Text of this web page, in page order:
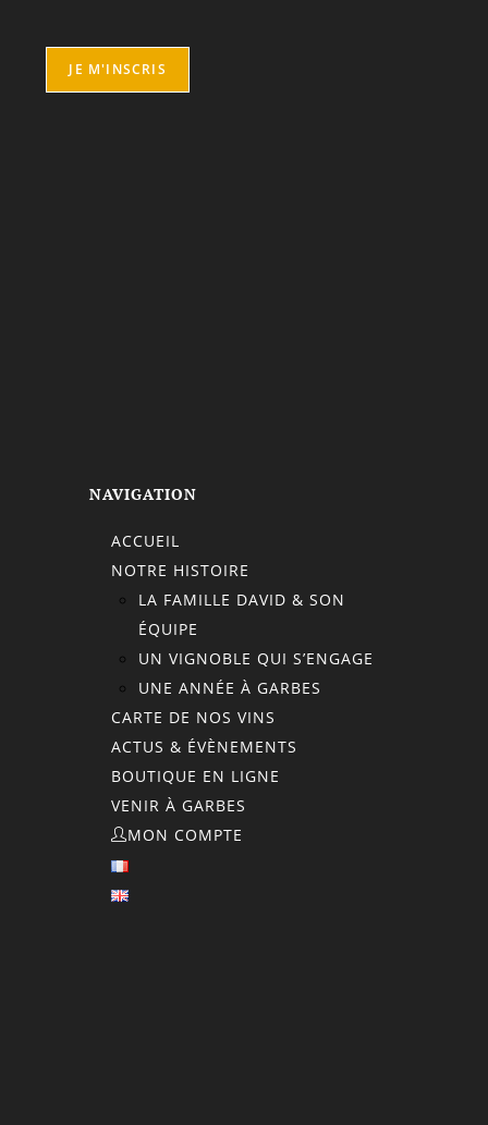
NAVIGATION
ACCUEIL
NOTRE HISTOIRE
LA FAMILLE DAVID & SON
ÉQUIPE
UN VIGNOBLE QUI S’ENGAGE
UNE ANNÉE À GARBES
CARTE DE NOS VINS
ACTUS & ÉVÈNEMENTS
BOUTIQUE EN LIGNE
VENIR À GARBES
MON COMPTE